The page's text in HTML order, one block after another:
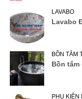
LAVABO
Lavabo
BỒN TẮM
Bồn tắm
PHỤ KIỆN